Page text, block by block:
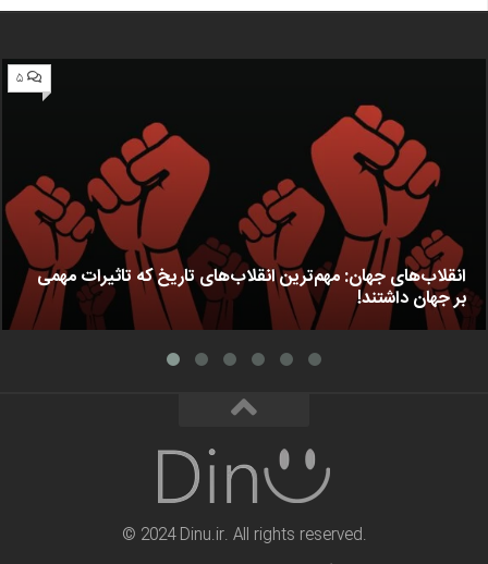
۵
انقلاب‌های جهان: مهم‌ترین انقلاب‌های تاریخ که تاثیرات مهمی
بر جهان داشتند!
© 2024 Dinu.ir. All rights reserved.